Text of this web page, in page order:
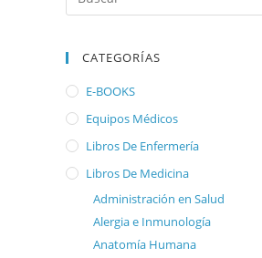
CATEGORÍAS
E-BOOKS
Equipos Médicos
Libros De Enfermería
Libros De Medicina
Administración en Salud
Alergia e Inmunología
Anatomía Humana